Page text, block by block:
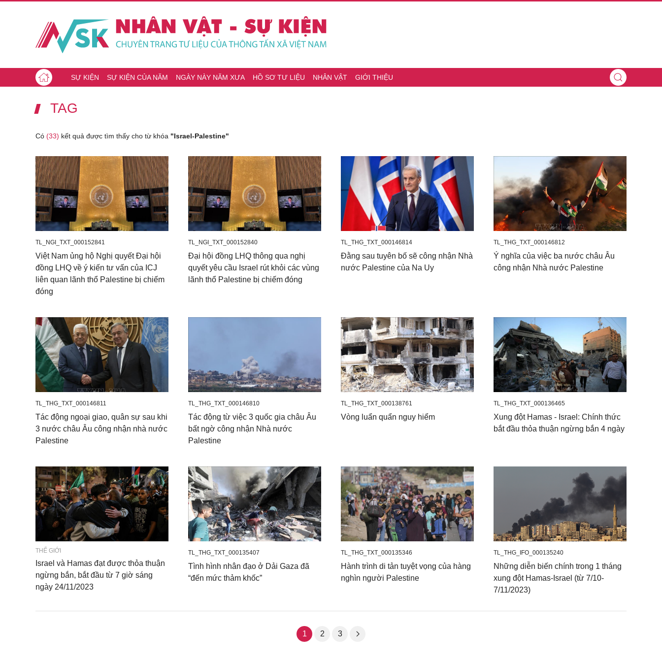
SỰ KIỆN SỰ KIỆN CỦA NĂM NGÀY NÀY NĂM XƯA HỒ SƠ TƯ LIỆU NHÂN VẬT GIỚI THIỆU
TAG
Có (33) kết quả được tìm thấy cho từ khóa "Israel-Palestine"
TL_NGI_TXT_000152841
Việt Nam ủng hộ Nghị quyết Đại hội
đồng LHQ về ý kiến tư vấn của ICJ
liên quan lãnh thổ Palestine bị chiếm
đóng
TL_NGI_TXT_000152840
Đại hội đồng LHQ thông qua nghị
quyết yêu cầu Israel rút khỏi các vùng
lãnh thổ Palestine bị chiếm đóng
TL_THG_TXT_000146814
Đằng sau tuyên bố sẽ công nhận Nhà
nước Palestine của Na Uy
TL_THG_TXT_000146812
Ý nghĩa của việc ba nước châu Âu
công nhận Nhà nước Palestine
TL_THG_TXT_000146811
Tác động ngoại giao, quân sự sau khi
3 nước châu Âu công nhận nhà nước
Palestine
TL_THG_TXT_000146810
Tác động từ việc 3 quốc gia châu Âu
bất ngờ công nhận Nhà nước
Palestine
TL_THG_TXT_000138761
Vòng luẩn quẩn nguy hiểm
TL_THG_TXT_000136465
Xung đột Hamas - Israel: Chính thức
bắt đầu thỏa thuận ngừng bắn 4 ngày
THẾ GIỚI
Israel và Hamas đạt được thỏa thuận
ngừng bắn, bắt đầu từ 7 giờ sáng
ngày 24/11/2023
TL_THG_TXT_000135407
Tình hình nhân đạo ở Dải Gaza đã
“đến mức thảm khốc”
TL_THG_TXT_000135346
Hành trình di tản tuyệt vọng của hàng
nghìn người Palestine
TL_THG_IFO_000135240
Những diễn biến chính trong 1 tháng
xung đột Hamas-Israel (từ 7/10-
7/11/2023)
1 2 3